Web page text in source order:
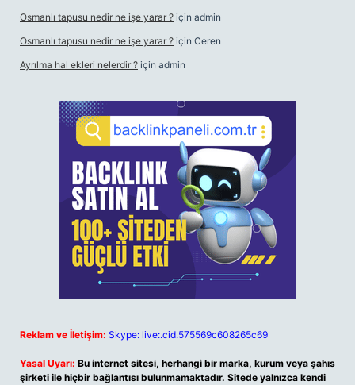
Osmanlı tapusu nedir ne işe yarar ? için admin
Osmanlı tapusu nedir ne işe yarar ? için Ceren
Ayrılma hal ekleri nelerdir ? için admin
Reklam ve İletişim: Skype: live:.cid.575569c608265c69
Yasal Uyarı: Bu internet sitesi, herhangi bir marka, kurum veya şahıs
şirketi ile hiçbir bağlantısı bulunmamaktadır. Sitede yalnızca kendi